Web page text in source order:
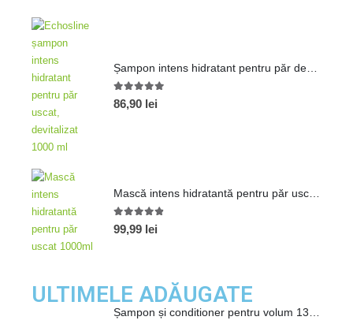
5.00out of 5
86,90 lei
4.80out of 5
99,99 lei
ULTIMELE ADĂUGATE